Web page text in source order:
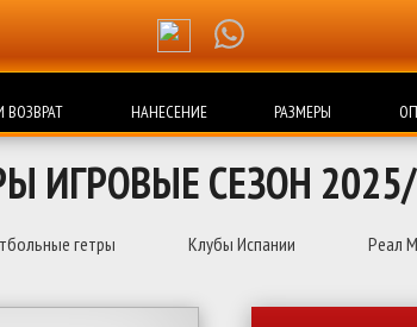
ВОЗВРАТ НАНЕСЕНИЕ РАЗМЕРЫ
ИГРОВЫЕ СЕЗОН
гетры Клубы Испании Реал